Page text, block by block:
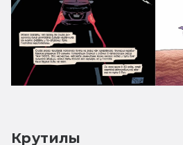
Крутилы